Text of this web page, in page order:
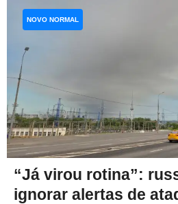
“Já virou rotina”:
ignorar alertas de
NOVO NORMAL